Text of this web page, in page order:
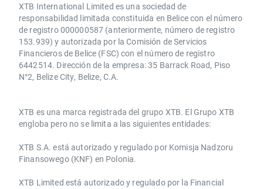
XTB International Limited es una sociedad de
responsabilidad limitada constituida en Belice con el número
de registro 000000587 (anteriormente, número de registro
153.939) y autorizada por la Comisión de Servicios
Financieros de Belice (FSC) con el número de registro
6442514. Dirección de la empresa: 35 Barrack Road, Piso
N°2, Belize City, Belize, C.A.
​​XTB es una marca registrada del grupo XTB. El Grupo XTB
engloba pero no se limita a las siguientes entidades:
XTB S.A.​ está autorizado y regulado por Komisja Nadzoru
Finansowego (KNF) ​en Polonia.
XTB Limited ​está autorizado y regulado por la ​Financial